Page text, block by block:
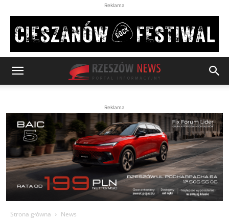
Reklama
Reklama
Strona główna News